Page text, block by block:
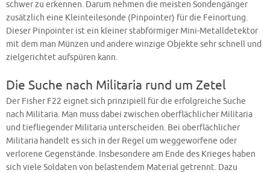
schwer zu erkennen. Darum nehmen die meisten Sondengänger
zusätzlich eine Kleinteilesonde (Pinpointer) für die Feinortung.
Dieser Pinpointer ist ein kleiner stabförmiger Mini-Metalldetektor
mit dem man Münzen und andere winzige Objekte sehr schnell und
zielgerichtet aufspüren kann.
Die Suche nach Militaria rund um Zetel
Der Fisher F22 eignet sich prinzipiell für die erfolgreiche Suche
nach Militaria. Man muss dabei zwischen oberflächlicher Militaria
und tiefliegender Militaria unterscheiden. Bei oberflächlicher
Militaria handelt es sich in der Regel um weggeworfene oder
verlorene Gegenstände. Insbesondere am Ende des Krieges haben
sich viele Soldaten von belastendem Material getrennt. Dazu